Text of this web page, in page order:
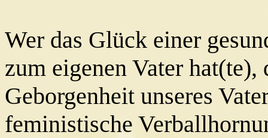
Wer das Glück einer
zum eigenen Vater
Geborgenheit unseres
feministische